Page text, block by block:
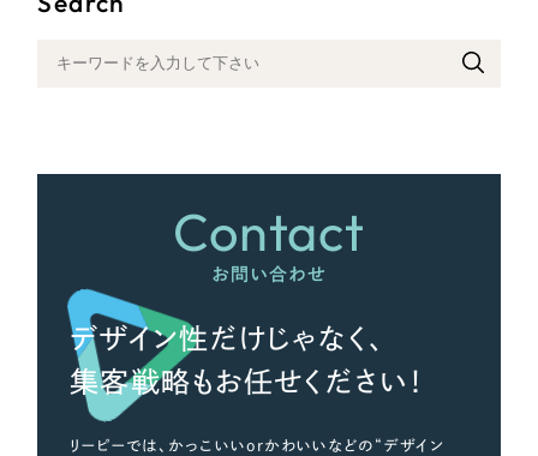
オレンジ・橙色
パープル・紫色
ピンク・桃色
Contact
お問い合わせ
デザイン性だけじゃなく、
集客戦略もお任せください！
リーピーでは、かっこいいorかわいいなどの“デザイン